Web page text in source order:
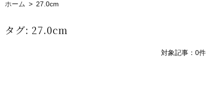
ホーム 27.0cm
タグ: 27.0cm
対象記事：0件